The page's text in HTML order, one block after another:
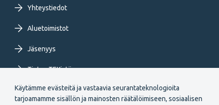
Käytämme evästeitä ja vastaavia seurantateknologioita
tarjoamamme sisällön ja mainosten räätälöimiseen, sosiaalisen
Yhteystiedot
Aluetoimistot
Jäsenyys
Tietoa TEKistä
Extranet